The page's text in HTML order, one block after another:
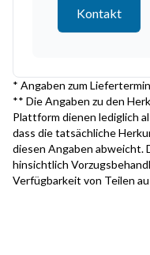
Kontakt
* Angaben zum
** Die Angaben zu den
Plattform dienen lediglich
dass die tatsächliche
diesen Angaben abweicht.
hinsichtlich
Verfügbarkeit von Teilen